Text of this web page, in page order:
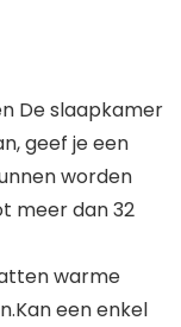
De slaapkamer
geef je een
worden
meer dan 32
warme
een enkel